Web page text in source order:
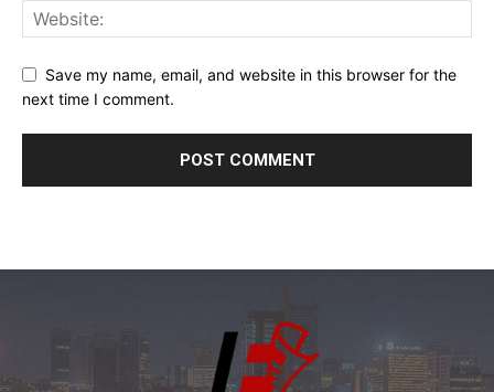
Save my name, email, and website in this browser for the
next time I comment.